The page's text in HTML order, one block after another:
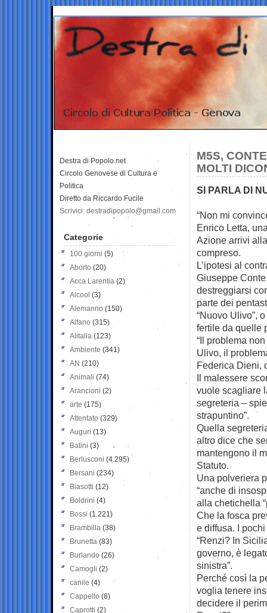
M5S,
MOLTI
SI PARLA DI
“Non mi
Enrico Letta,
Azione arrivi
compreso.
L’ipotesi al
Giuseppe
destreggiarsi
parte dei
“Nuovo Ulivo”,
fertile da quelle
“Il problema
Ulivo, il
Federica Dieni,
Il malessere
vuole scagliare
segreteria –
strapuntino”.
Quella
altro dice che
mantengono il
Statuto.
Una polveriera
“anche di
alla chetichella
Che la fosca
e diffusa. I
“Renzi? In
governo, è
sinistra”.
Perché così la
voglia tenere
decidere il
Destra di Popolo.net
Circolo Genovese di Cultura e
Politica
Diretto da Riccardo Fucile
Scrivici: destradipopolo@gmail.com
Categorie
100 giorni (5)
Aborto (20)
Acca Larentia (2)
Alcool (3)
Alemanno (150)
Alfano (315)
Alitalia (123)
Ambiente (341)
AN (210)
Animali (74)
Arancioni (2)
arte (175)
Attentato (329)
Auguri (13)
Batini (3)
Berlusconi (4.295)
Bersani (234)
Biasotti (12)
Boldrini (4)
Bossi (1.221)
Brambilla (38)
Brunetta (83)
Burlando (26)
Camogli (2)
canile (4)
Cappello (8)
Caprotti (2)